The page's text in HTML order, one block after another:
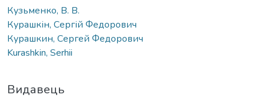
Кузьменко, В. В.
Курашкін, Сергій Федорович
Курашкин, Сергей Федорович
Kurashkin, Serhii
Видавець